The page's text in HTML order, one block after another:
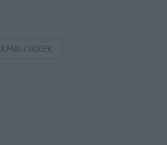
CIKKEK